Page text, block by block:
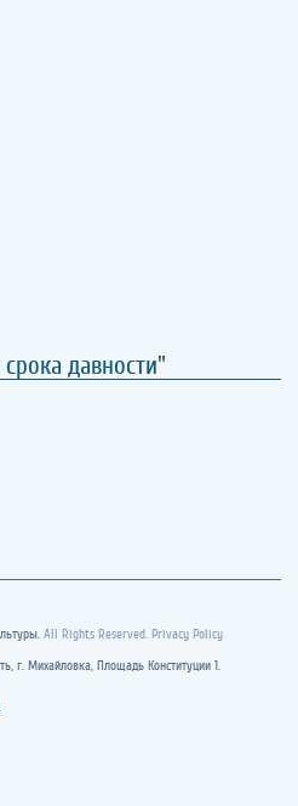
давности"
All Rights Reserved. Privacy Policy
г. Михайловка, Площадь Конституции 1.